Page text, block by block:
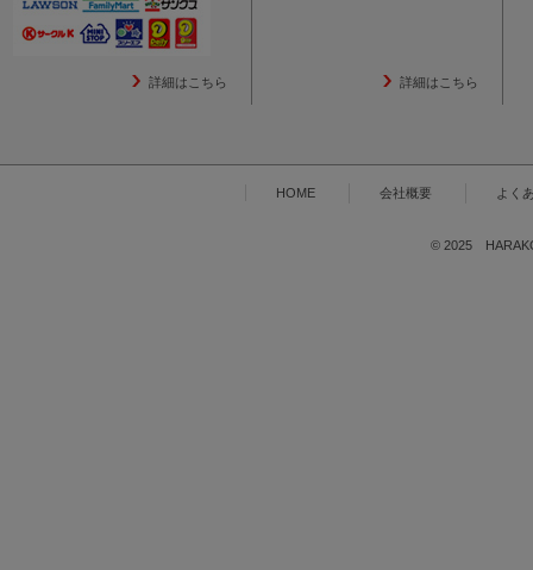
詳細はこちら 詳細はこちら
HOME 会社概要 よく
© 2025